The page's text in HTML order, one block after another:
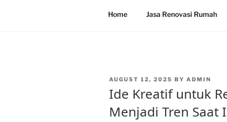
Home Jasa Renovasi Rumah
POSTED
AUGUST 12, 2025 BY ADMIN
Ide Kreatif untuk
Menjadi Tren Saat